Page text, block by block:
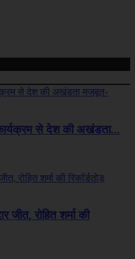
से देश की अखंडता...
जीत, रोहित शर्मा की